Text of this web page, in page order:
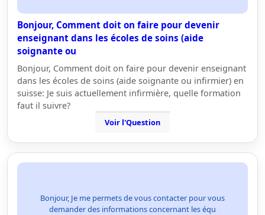
Bonjour, Comment doit on faire pour devenir
enseignant dans les écoles de soins (aide
soignante ou
Bonjour, Comment doit on faire pour devenir enseignant
dans les écoles de soins (aide soignante ou infirmier) en
suisse: Je suis actuellement infirmière, quelle formation
faut il suivre?
Voir l'Question
Bonjour, Je me permets de vous contacter pour vous
demander des informations concernant les équ